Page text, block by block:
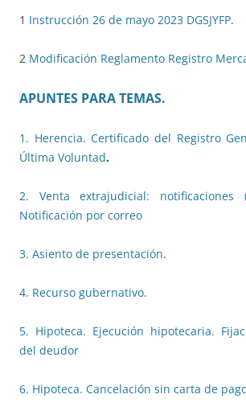
1 Instrucción 26 de mayo 2023 DGSJYFP.
2 Modificación Reglamento Registro
APUNTES PARA TEMAS.
1. Herencia. Certificado del Registro
Última Voluntad.
2. Venta extrajudicial: notificaciones
Notificación por correo
3. Asiento de presentación.
4. Recurso gubernativo.
5. Hipoteca. Ejecución hipotecaria.
del deudor
6. Hipoteca. Cancelación sin carta de